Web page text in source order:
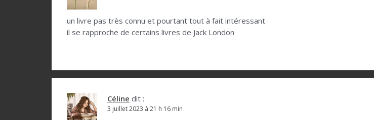
e
un livre pas très connu et pourtant tout à fait intéressant
il se rapproche de certains livres de Jack London
Céline dit :
3 juillet 2023 à 21 h 16 min